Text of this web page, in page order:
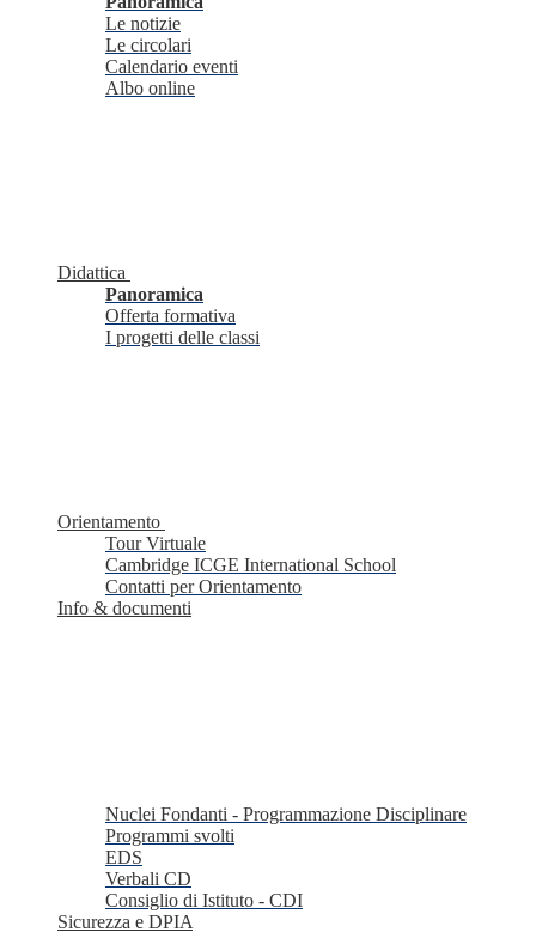
Le notizie
Le circolari
Calendario eventi
Albo online
Didattica
Panoramica
Offerta formativa
I progetti delle classi
Orientamento
Tour Virtuale
Cambridge ICGE International School
Contatti per Orientamento
Info & documenti
Nuclei Fondanti - Programmazione Disciplinare
Programmi svolti
EDS
Verbali CD
Consiglio di Istituto - CDI
Sicurezza e DPIA